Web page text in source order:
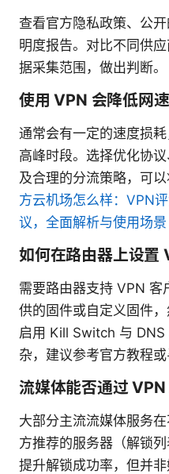
查看官方隐私政策、公
明度报告。对比不同供
据采集范围，做出判断。
使用 VPN 会降低网速
通常会有一定的速度损
高峰时段。选择优化协
及合理的分流策略，可
方云机场怎么样：VPN
议，全面解析与使用场景
如何在路由器上设置
需要路由器支持 VPN 客
供的固件或自定义固件
启用 Kill Switch 与 DNS
杂，建议参考官方教程或
流媒体能否通过 VPN
大部分主流流媒体服务
方推荐的服务器（解锁
提升解锁成功率，但并非